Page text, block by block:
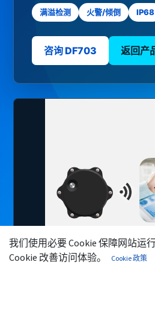
满溢检测 火警/倾倒 IP68
咨询 DF703 返回产
我们使用必要 Cookie 保障网站运
Cookie 改善访问体验。
Cookie 政策